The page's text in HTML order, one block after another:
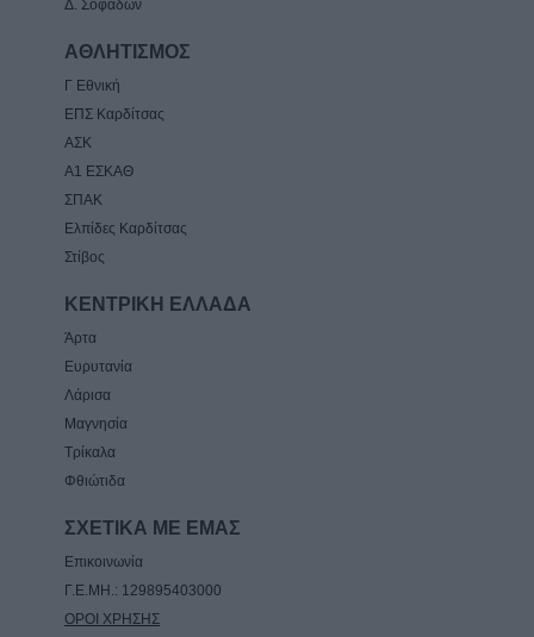
Δ. Σοφάδων
ΑΘΛΗΤΙΣΜΟΣ
Γ Εθνική
ΕΠΣ Καρδίτσας
ΑΣΚ
Α1 ΕΣΚΑΘ
ΣΠΑΚ
Ελπίδες Καρδίτσας
Στίβος
ΚΕΝΤΡΙΚΗ ΕΛΛΑΔΑ
Άρτα
Ευρυτανία
Λάρισα
Μαγνησία
Τρίκαλα
Φθιώτιδα
ΣΧΕΤΙΚΑ ΜΕ ΕΜΑΣ
Επικοινωνία
Γ.Ε.ΜΗ.: 129895403000
ΟΡΟΙ ΧΡΗΣΗΣ